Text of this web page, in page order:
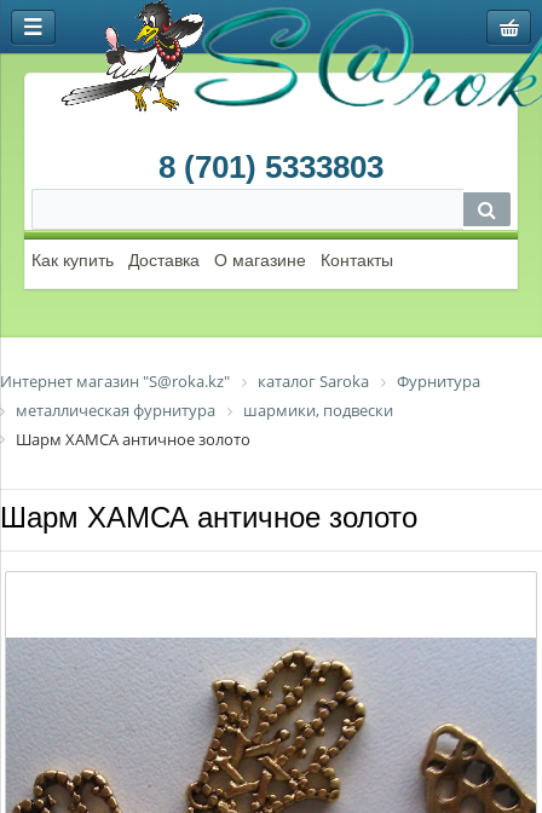
8 (701) 5333803
Как купить Доставка О магазине Контакты
Интернет магазин "S@roka.kz" каталог Saroka
Фурнитура
металлическая фурнитура
шармики, подвески
Шарм ХАМСА античное золото
Шарм ХАМСА античное золото